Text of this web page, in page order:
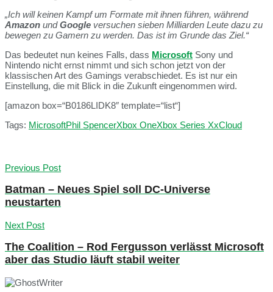
„Ich will keinen Kampf um Formate mit ihnen führen, während
Amazon undGoogle versuchen sieben Milliarden Leute dazu zu
bewegen zu Gamern zu werden. Das ist im Grunde das Ziel.“
Das bedeutet nun keines Falls, dass Microsoft Sony und
Nintendo nicht ernst nimmt und sich schon jetzt von der
klassischen Art des Gamings verabschiedet. Es ist nur ein
Einstellung, die mit Blick in die Zukunft eingenommen wird.
[amazon box=“B0186LIDK8″ template=“list“]
Tags: MicrosoftPhil SpencerXbox OneXbox Series XxCloud
Previous Post
Batman – Neues Spiel soll DC-Universe
neustarten
Next Post
The Coalition – Rod Fergusson verlässt Microsoft
aber das Studio läuft stabil weiter